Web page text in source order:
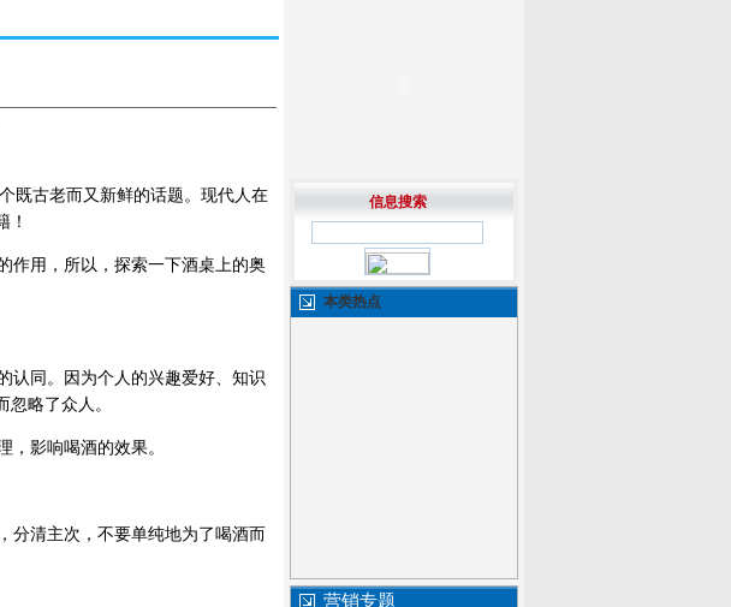
古老而又新鲜的话题。现代人在
！
作用，所以，探索一下酒桌上的奥
认同。因为个人的兴趣爱好、知识
略了众人。
影响喝酒的效果。
清主次，不要单纯地为了喝酒而
信息搜索
本类热点
营销专题